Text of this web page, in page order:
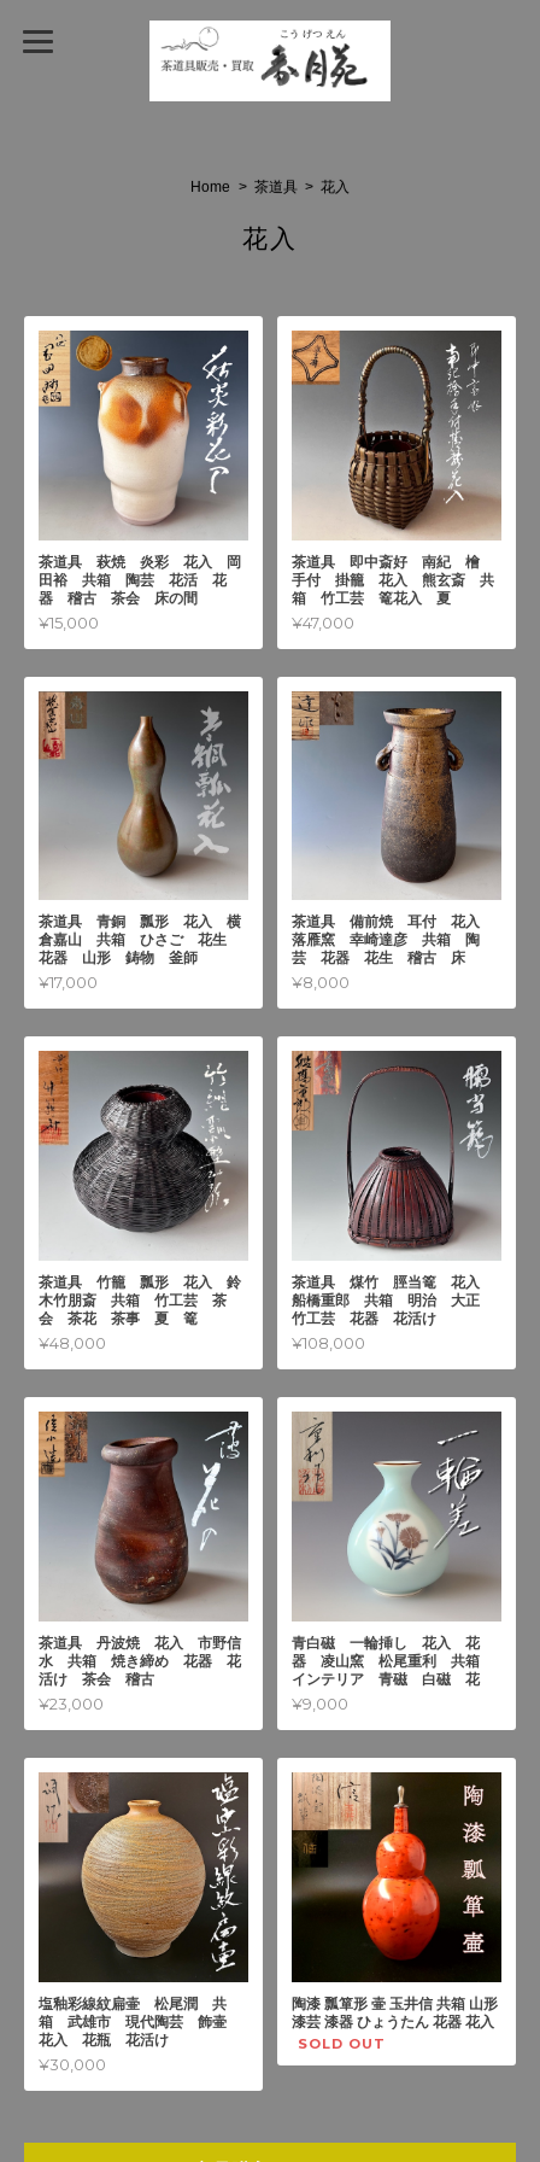
Home 茶道具 花入
花入
茶道具 萩焼 炎彩 花入 岡
田裕 共箱 陶芸 花活 花
器 稽古 茶会 床の間
¥15,000
茶道具 即中斎好 南紀 檜
手付 掛籠 花入 熊玄斎 共
箱 竹工芸 篭花入 夏
¥47,000
茶道具 青銅 瓢形 花入 横
倉嘉山 共箱 ひさご 花生
花器 山形 鋳物 釜師
¥17,000
茶道具 備前焼 耳付 花入
落雁窯 幸崎達彦 共箱 陶
芸 花器 花生 稽古 床
¥8,000
茶道具 竹籠 瓢形 花入 鈴
木竹朋斎 共箱 竹工芸 茶
会 茶花 茶事 夏 篭
¥48,000
茶道具 煤竹 脛当篭 花入
船橋重郎 共箱 明治 大正
竹工芸 花器 花活け
¥108,000
茶道具 丹波焼 花入 市野信
水 共箱 焼き締め 花器 花
活け 茶会 稽古
¥23,000
青白磁 一輪挿し 花入 花
器 凌山窯 松尾重利 共箱
インテリア 青磁 白磁 花
¥9,000
塩釉彩線紋扁壷 松尾潤 共
箱 武雄市 現代陶芸 飾壷
花入 花瓶 花活け
¥30,000
陶漆 瓢箪形 壷 玉井信 共箱 山形
漆芸 漆器 ひょうたん 花器 花入
SOLD OUT